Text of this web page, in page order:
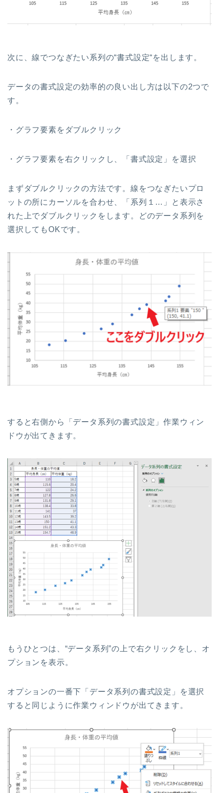
次に、線でつなぎたい系列の“書式設定“を出します。
データの書式設定の効率的の良い出し方は以下の2つで
す。
・グラフ要素をダブルクリック
・グラフ要素を右クリックし、「書式設定」を選択
まずダブルクリックの方法です。線をつなぎたいプロ
ットの所にカーソルを合わせ、「系列１…」と表示さ
れた上でダブルクリックをします。どのデータ系列を
選択してもOKです。
すると右側から「データ系列の書式設定」作業ウィン
ドウが出てきます。
もうひとつは、“データ系列”の上で右クリックをし、オ
プションを表示。
オプションの一番下「データ系列の書式設定」を選択
すると同じように作業ウィンドウが出てきます。